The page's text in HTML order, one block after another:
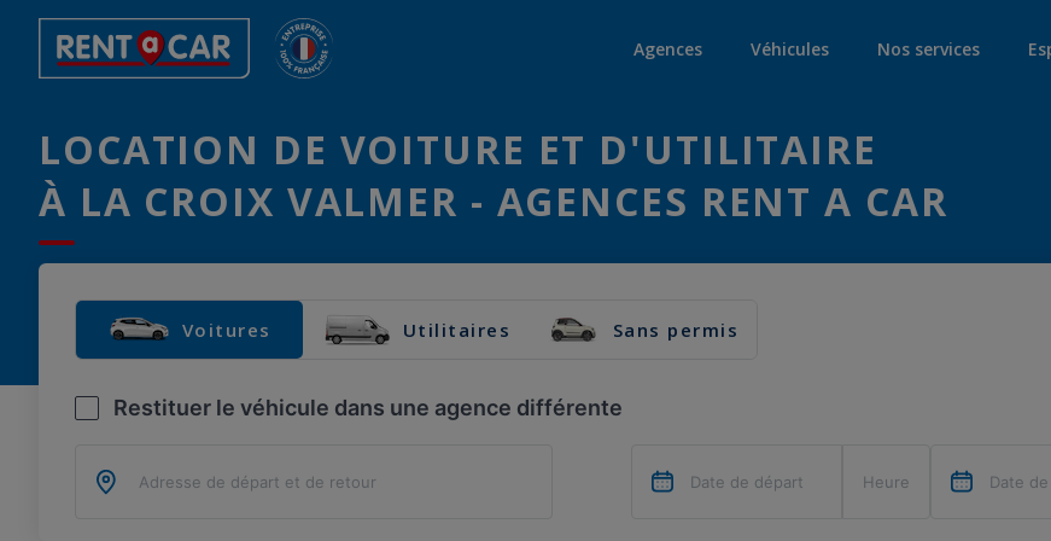
Agences Véhicules Nos services
LOCATION DE VOITURE ET D'UTILITAIRE
À LA CROIX VALMER - AGENCES RENT A CAR
Voitures Utilitaires Sans permis
Restituer le véhicule dans une agence différente